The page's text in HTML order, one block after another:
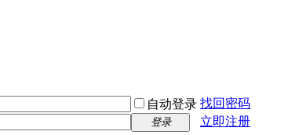
自动登录 找回密码
登录
立即注册